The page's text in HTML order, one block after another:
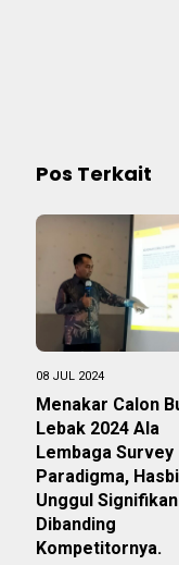
Pos Terkait
08 JUL 2024
Menakar Calon
Lebak 2024 Ala
Lembaga Survey
Paradigma, Hasbi
Unggul Signifikan
Dibanding
Kompetitornya.